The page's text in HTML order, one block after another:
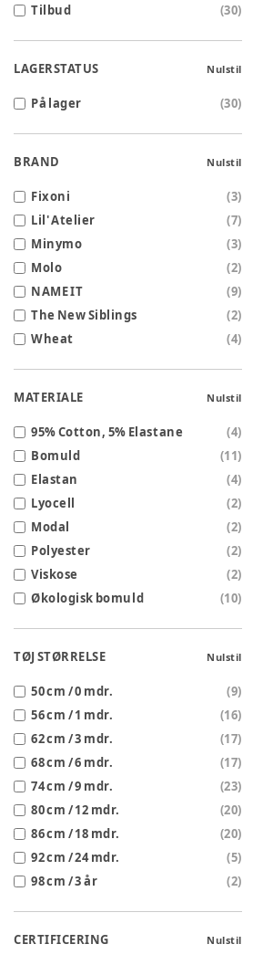
Tilbud
(30)
LAGERSTATUS Nulstil
På lager (30)
BRAND Nulstil
Fixoni (3)
Lil' Atelier
(7)
Minymo
(3)
Molo
(2)
NAME IT
(9)
The New Siblings
(2)
Wheat
(4)
MATERIALE Nulstil
95% Cotton, 5% Elastane (4)
Bomuld
(11)
Elastan
(4)
Lyocell
(2)
Modal
(2)
Polyester
(2)
Viskose
(2)
Økologisk bomuld
(10)
TØJ STØRRELSE Nulstil
50 cm / 0 mdr. (9)
56 cm / 1 mdr.
(16)
62 cm / 3 mdr.
(17)
68 cm / 6 mdr.
(17)
74 cm / 9 mdr.
(23)
80 cm / 12 mdr.
(20)
86 cm / 18 mdr.
(20)
92 cm / 24 mdr.
(5)
98 cm / 3 år
(2)
CERTIFICERING Nulstil